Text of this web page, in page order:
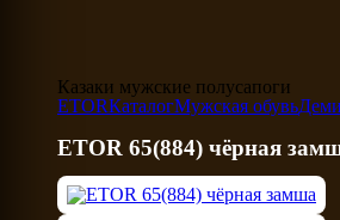
Казаки мужские полусапоги
ETORКаталогМужская обувь
ETOR 65(884) чёрная